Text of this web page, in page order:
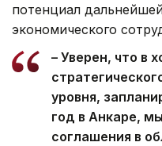
потенциал
экономического
– Уверен, что в
уровня,
год в Анкаре,
соглашения в